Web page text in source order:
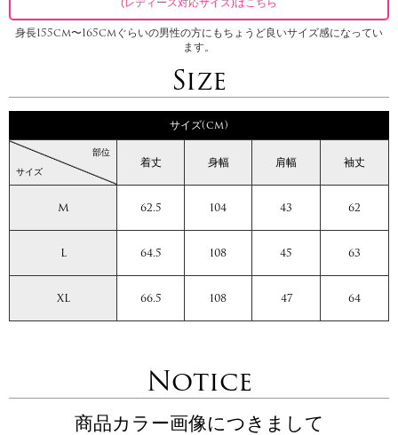
(レディース対応サイズ)はこちら
身長155cm〜165cmぐらいの男性の方にもちょうど良いサイズ感になってい
ます。
Size
サイズ(cm)
サイズ
部位
着丈 身幅 肩幅 袖丈
M 62.5 104 43 62
L 64.5 108 45 63
XL 66.5 108 47 64
Notice
商品カラー画像につきまして